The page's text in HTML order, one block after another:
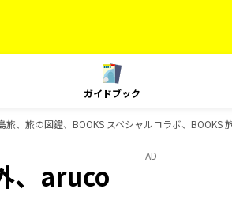
ガイドブック
、旅の図鑑、BOOKS スペシャルコラボ、
、aruco
AD